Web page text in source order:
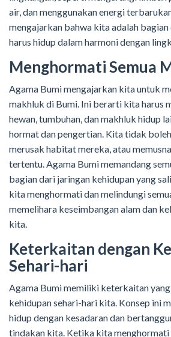
air, dan menggunakan energi
mengajarkan bahwa kita adalah
harus hidup dalam harmoni dengan
Menghormati Semua
Agama Bumi mengajarkan kita untuk
makhluk di Bumi. Ini berarti kita harus
hewan, tumbuhan, dan makhluk hidup
hormat dan pengertian. Kita tidak
merusak habitat mereka, atau
tertentu. Agama Bumi memandang
bagian dari jaringan kehidupan yang
kita menghormati dan melindungi
memelihara keseimbangan alam dan
kita.
Keterkaitan dengan
Sehari-hari
Agama Bumi memiliki keterkaitan
kehidupan sehari-hari kita. Konsep ini
hidup dengan kesadaran dan
tindakan kita. Ketika kita menghormati